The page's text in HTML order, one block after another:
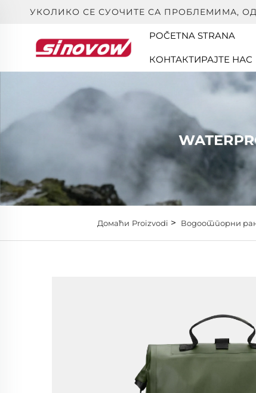
УКОЛИКО СЕ СУОЧИТЕ СА ПРОБЛЕМИМА,
POČETNA STRANA
КОНТАКТИРАЈТЕ НАС
Домаћи Proizvodi > Водоотпорни